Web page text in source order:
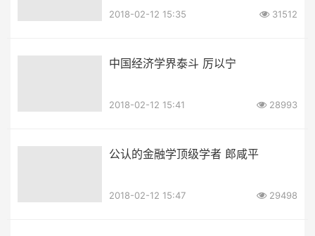
2018-02-12 15:35 31512
中国经济学界泰斗 厉以宁
2018-02-12 15:41 28993
公认的金融学顶级学者 郎咸平
2018-02-12 15:47 29498